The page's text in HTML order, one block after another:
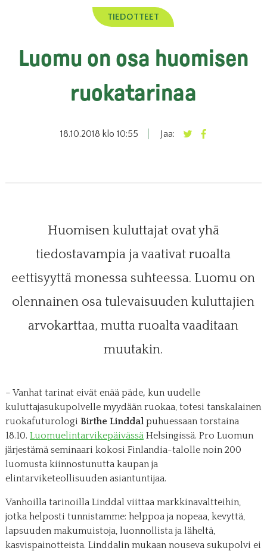
TIEDOTTEET
Luomu on osa huomisen
ruokatarinaa
18.10.2018 klo 10:55 Jaa:
Huomisen kuluttajat ovat yhä
tiedostavampia ja vaativat ruoalta
eettisyyttä monessa suhteessa. Luomu on
olennainen osa tulevaisuuden kuluttajien
arvokarttaa, mutta ruoalta vaaditaan
muutakin.
– Vanhat tarinat eivät enää päde, kun uudelle
kuluttajasukupolvelle myydään ruokaa, totesi tanskalainen
ruokafuturologi Birthe Linddal puhuessaan torstaina
18.10. Luomuelintarvikepäivässä Helsingissä. Pro Luomun
järjestämä seminaari kokosi Finlandia-talolle noin 200
luomusta kiinnostunutta kaupan ja
elintarviketeollisuuden asiantuntijaa.
Vanhoilla tarinoilla Linddal viittaa markkinavaltteihin,
jotka helposti tunnistamme: helppoa ja nopeaa, kevyttä,
lapsuuden makumuistoja, luonnollista ja läheltä,
kasvispainotteista. Linddalin mukaan nouseva sukupolvi ei